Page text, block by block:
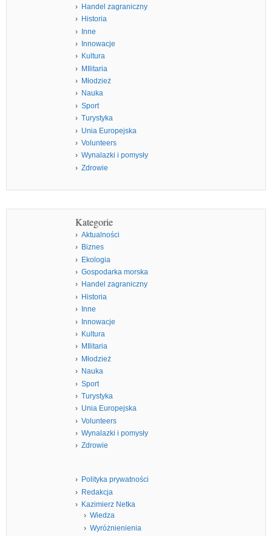
Handel zagraniczny
Historia
Inne
Innowacje
Kultura
MIlitaria
Młodzież
Nauka
Sport
Turystyka
Unia Europejska
Volunteers
Wynalazki i pomysły
Zdrowie
Kategorie
Aktualności
Biznes
Ekologia
Gospodarka morska
Handel zagraniczny
Historia
Inne
Innowacje
Kultura
MIlitaria
Młodzież
Nauka
Sport
Turystyka
Unia Europejska
Volunteers
Wynalazki i pomysły
Zdrowie
Polityka prywatności
Redakcja
Kazimierz Netka
Wiedza
Wyróżnienienia